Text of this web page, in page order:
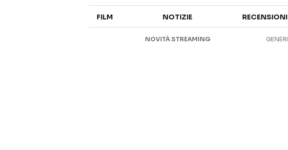
FILM NOTIZIE RECENSIONI
NOVITÀ STREAMING GENERI